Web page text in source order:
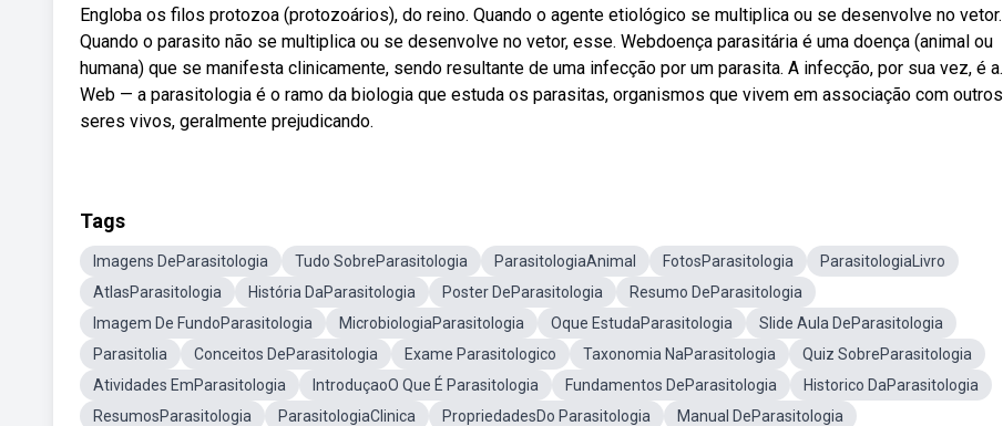
Engloba os filos protozoa (protozoários), do reino. Quando o agente etiológico se multiplica ou se desenvolve no vetor.
Quando o parasito não se multiplica ou se desenvolve no vetor, esse. Webdoença parasitária é uma doença (animal ou
humana) que se manifesta clinicamente, sendo resultante de uma infecção por um parasita. A infecção, por sua vez, é a.
Web — a parasitologia é o ramo da biologia que estuda os parasitas, organismos que vivem em associação com outros
seres vivos, geralmente prejudicando.
Tags
Imagens DeParasitologia Tudo SobreParasitologia ParasitologiaAnimal FotosParasitologia
ParasitologiaLivro
AtlasParasitologia
História DaParasitologia Poster DeParasitologia
Resumo DeParasitologia
Imagem De FundoParasitologia
MicrobiologiaParasitologia Oque EstudaParasitologia
Slide Aula DeParasitologia
Parasitolia
Conceitos DeParasitologia Exame Parasitologico Taxonomia NaParasitologia
Quiz SobreParasitologia
Atividades EmParasitologia
IntroduçaoO Que É Parasitologia Fundamentos DeParasitologia
Historico DaParasitologia
ResumosParasitologia
ParasitologiaClinica PropriedadesDo Parasitologia
Manual DeParasitologia